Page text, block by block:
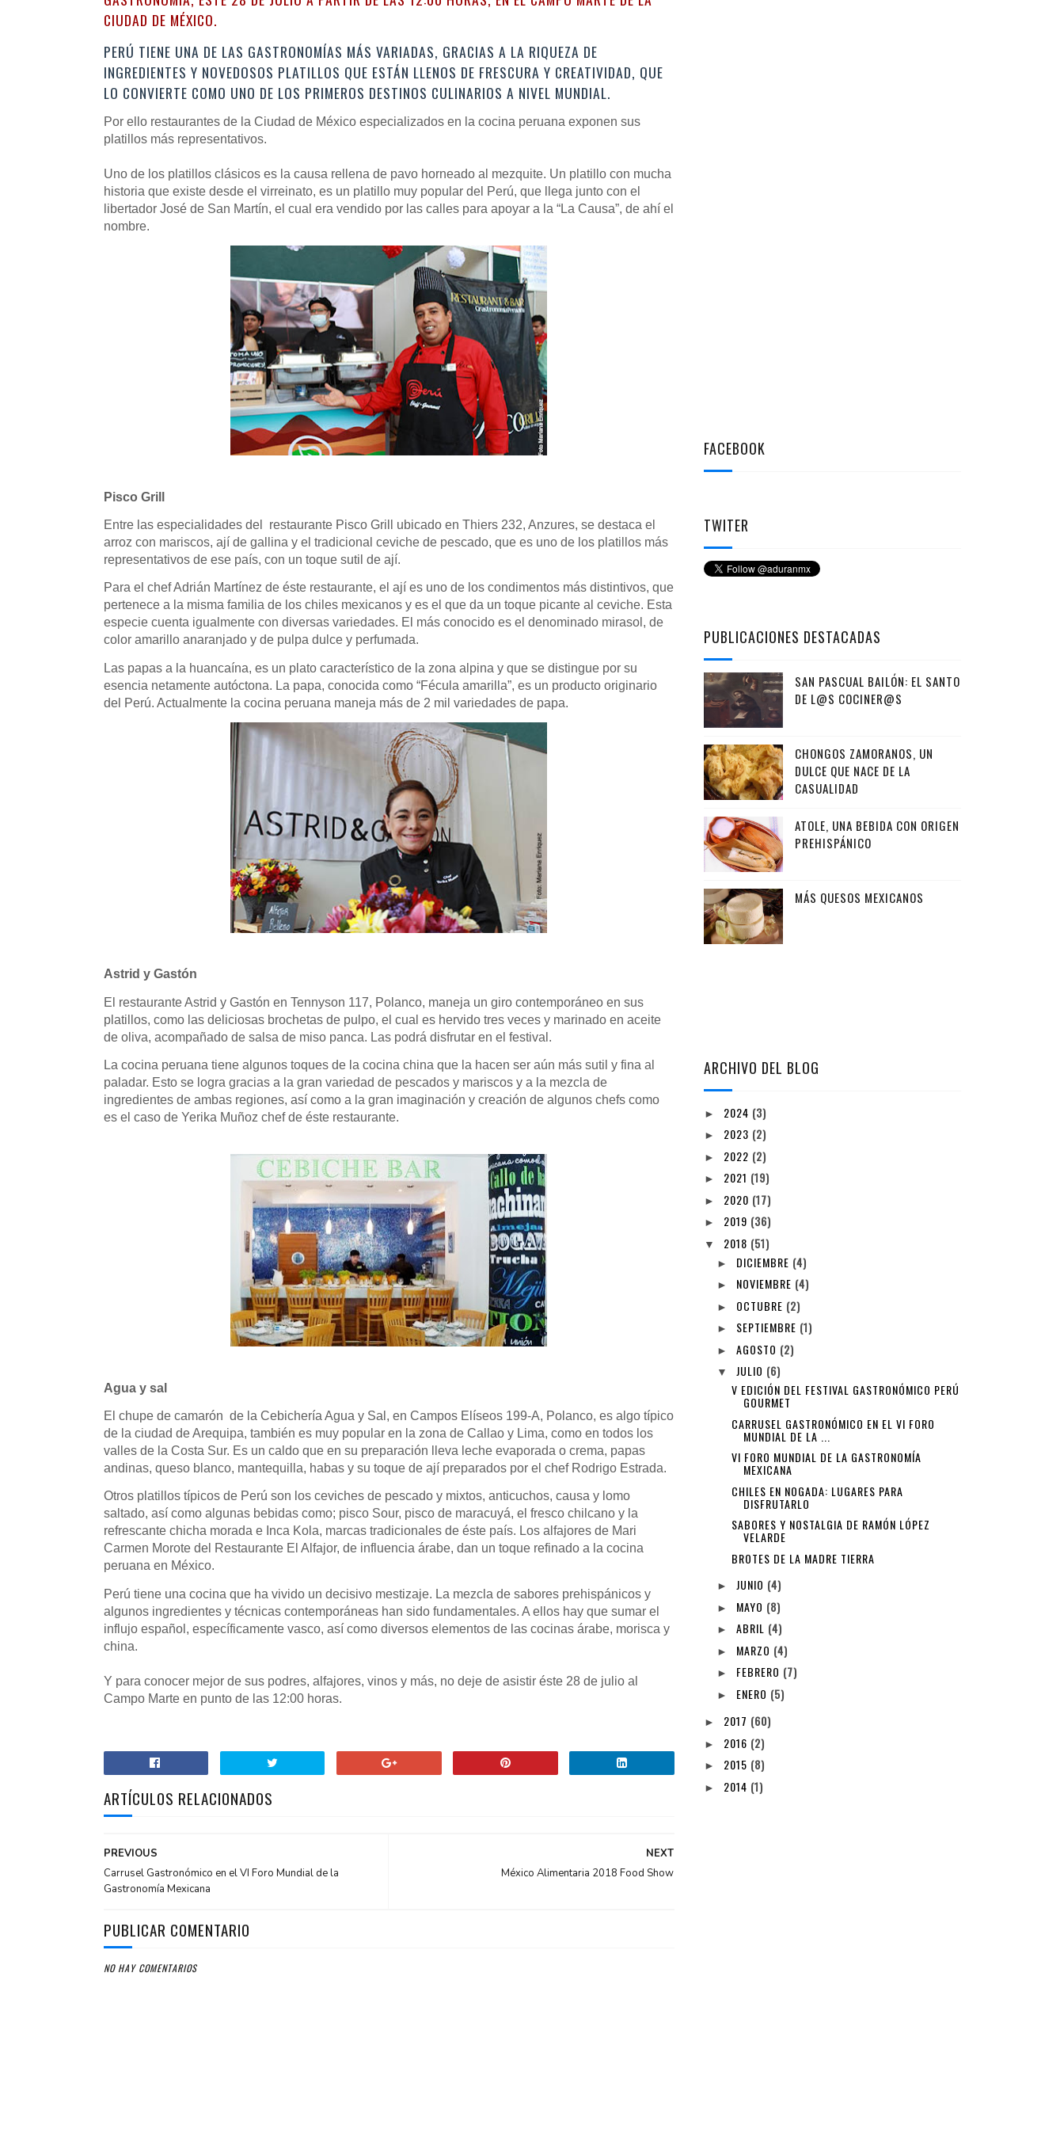
CIUDAD DE MÉXICO.
PERÚ TIENE UNA DE LAS GASTRONOMÍAS MÁS VARIADAS, GRACIAS A LA RIQUEZA DE
INGREDIENTES Y NOVEDOSOS PLATILLOS QUE ESTÁN LLENOS DE FRESCURA Y CREATIVIDAD, QUE
LO CONVIERTE COMO UNO DE LOS PRIMEROS DESTINOS CULINARIOS A NIVEL MUNDIAL.
Por ello restaurantes de la Ciudad de México especializados en la cocina peruana exponen sus
platillos más representativos.
Uno de los platillos clásicos es la causa rellena de pavo horneado al mezquite. Un platillo con mucha
historia que existe desde el virreinato, es un platillo muy popular del Perú, que llega junto con el
libertador José de San Martín, el cual era vendido por las calles para apoyar a la “La Causa”, de ahí el
nombre.
Pisco Grill
Entre las especialidades del
restaurante Pisco Grill ubicado en Thiers 232, Anzures, se destaca el
arroz con mariscos, ají de gallina y el tradicional ceviche de pescado, que es uno de los platillos más
representativos de ese país, con un toque sutil de ají.
Para el chef Adrián Martínez de éste restaurante, el ají es uno de los condimentos más distintivos, que
pertenece a la misma familia de los chiles mexicanos y es el que da un toque picante al ceviche. Esta
especie cuenta igualmente con diversas variedades. El más conocido es el denominado mirasol, de
color amarillo anaranjado y de pulpa dulce y perfumada.
Las papas a la huancaína, es un plato característico de la zona alpina y que se distingue por su
esencia netamente autóctona. La papa, conocida como “Fécula amarilla”, es un producto originario
del Perú. Actualmente la cocina peruana maneja más de 2 mil variedades de papa.
Astrid y Gastón
El restaurante Astrid y Gastón en Tennyson 117, Polanco, maneja un giro contemporáneo en sus
platillos, como las deliciosas brochetas de pulpo, el cual es hervido tres veces y marinado en aceite
de oliva, acompañado de salsa de miso panca. Las podrá disfrutar en el festival.
La cocina peruana tiene algunos toques de la cocina china que la hacen ser aún más sutil y fina al
paladar. Esto se logra gracias a la gran variedad de pescados y mariscos y a la mezcla de
ingredientes de ambas regiones, así como a la gran imaginación y creación de algunos chefs como
es el caso de Yerika Muñoz chef de éste restaurante.
Agua y sal
El chupe de camarón de la Cebichería Agua y Sal, en Campos Elíseos 199-A, Polanco, es algo típico
de la ciudad de Arequipa, también es muy popular en la zona de Callao y Lima, como en todos los
valles de la Costa Sur. Es un caldo que en su preparación lleva leche evaporada o crema, papas
andinas, queso blanco, mantequilla, habas y su toque de ají preparados por el chef Rodrigo Estrada.
Otros platillos típicos de Perú son los ceviches de pescado y mixtos, anticuchos, causa y lomo
saltado, así como algunas bebidas como; pisco Sour, pisco de maracuyá, el fresco chilcano y la
refrescante chicha morada e Inca Kola, marcas tradicionales de éste país. Los alfajores de Mari
Carmen Morote del Restaurante El Alfajor, de influencia árabe, dan un toque refinado a la cocina
peruana en México.
Perú tiene una cocina que ha vivido un decisivo mestizaje. La mezcla de sabores prehispánicos y
algunos ingredientes y técnicas contemporáneas han sido fundamentales. A ellos hay que sumar el
influjo español, específicamente vasco, así como diversos elementos de las cocinas árabe, morisca y
china.
Y para conocer mejor de sus podres, alfajores, vinos y más, no deje de asistir éste 28 de julio al
Campo Marte en punto de las 12:00 horas.
ARTÍCULOS RELACIONADOS
NEXT
México Alimentaria 2018 Food Show
PREVIOUS
Carrusel Gastronómico en el VI Foro Mundial de la
Gastronomía Mexicana
PUBLICAR COMENTARIO
NO HAY COMENTARIOS
FACEBOOK
TWITER
PUBLICACIONES DESTACADAS
SAN PASCUAL BAILÓN: EL SANTO
DE L@S COCINER@S
CHONGOS ZAMORANOS, UN
DULCE QUE NACE DE LA
CASUALIDAD
ATOLE, UNA BEBIDA CON ORIGEN
PREHISPÁNICO
MÁS QUESOS MEXICANOS
ARCHIVO DEL BLOG
► 2024 (3)
► 2023 (2)
► 2022 (2)
► 2021 (19)
► 2020 (17)
► 2019 (36)
▼ 2018 (51)
► DICIEMBRE (4)
► NOVIEMBRE (4)
► OCTUBRE (2)
► SEPTIEMBRE (1)
►AGOSTO (2)
▼ JULIO (6)
V EDICIÓN DEL FESTIVAL GASTRONÓMICO PERÚ
GOURMET
CARRUSEL GASTRONÓMICO EN EL VI FORO
MUNDIAL DE LA ...
VI FORO MUNDIAL DE LA GASTRONOMÍA
MEXICANA
CHILES EN NOGADA: LUGARES PARA
DISFRUTARLO
SABORES Y NOSTALGIA DE RAMÓN LÓPEZ
VELARDE
BROTES DE LA MADRE TIERRA
► JUNIO (4)
► MAYO (8)
►ABRIL (4)
► MARZO (4)
► FEBRERO (7)
► ENERO (5)
► 2017 (60)
► 2016 (2)
► 2015 (8)
► 2014 (1)